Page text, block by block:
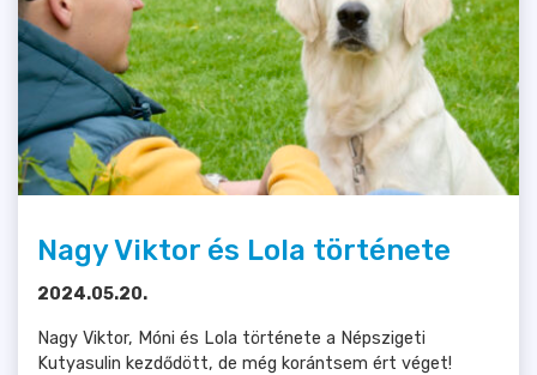
Nagy Viktor és Lola története
2024.05.20.
Nagy Viktor, Móni és Lola története a Népszigeti
Kutyasulin kezdődött, de még korántsem ért véget!